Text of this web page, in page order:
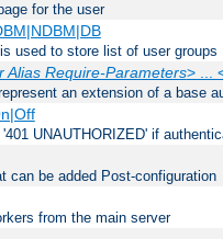
for the user
used to store list of user groups
Alias Require-Parameters> ...
an extension of a base
UNAUTHORIZED' if
can be added Post-configuration
from the main server